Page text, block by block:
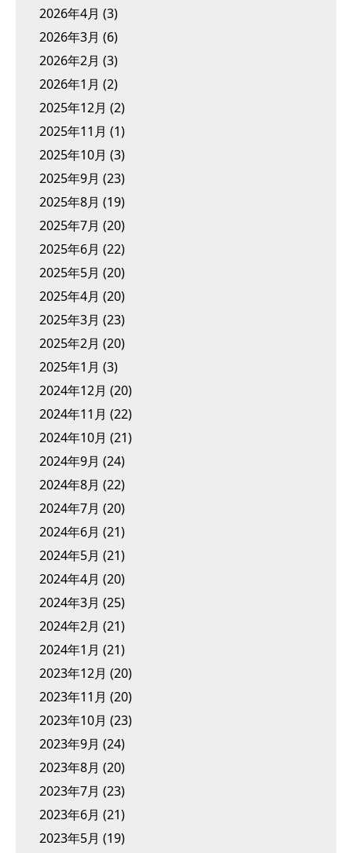
2026年4月 (3)
2026年3月 (6)
2026年2月 (3)
2026年1月 (2)
2025年12月 (2)
2025年11月 (1)
2025年10月 (3)
2025年9月 (23)
2025年8月 (19)
2025年7月 (20)
2025年6月 (22)
2025年5月 (20)
2025年4月 (20)
2025年3月 (23)
2025年2月 (20)
2025年1月 (3)
2024年12月 (20)
2024年11月 (22)
2024年10月 (21)
2024年9月 (24)
2024年8月 (22)
2024年7月 (20)
2024年6月 (21)
2024年5月 (21)
2024年4月 (20)
2024年3月 (25)
2024年2月 (21)
2024年1月 (21)
2023年12月 (20)
2023年11月 (20)
2023年10月 (23)
2023年9月 (24)
2023年8月 (20)
2023年7月 (23)
2023年6月 (21)
2023年5月 (19)